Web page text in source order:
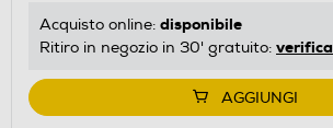
Acquisto online: disponibile
Ritiro in negozio in 30' gratuito: verifica
AGGIUNGI